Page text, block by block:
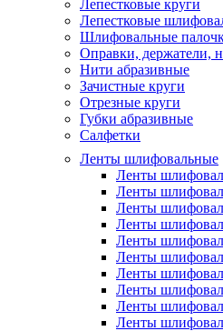
Лепестковые круги
Лепестковые
Шлифовальные
Оправки, держатели,
Нити абразивные
Зачистные круги
Отрезные круги
Губки абразивные
Салфетки
Ленты шлифовальные
Ленты
Ленты
Ленты
Ленты
Ленты
Ленты
Ленты
Ленты
Ленты
Ленты